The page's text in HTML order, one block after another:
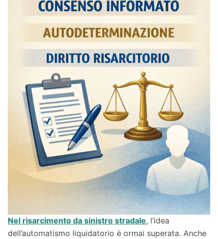
Nel risarcimento da sinistro stradale, l’idea
dell’automatismo liquidatorio è ormai superata. Anche